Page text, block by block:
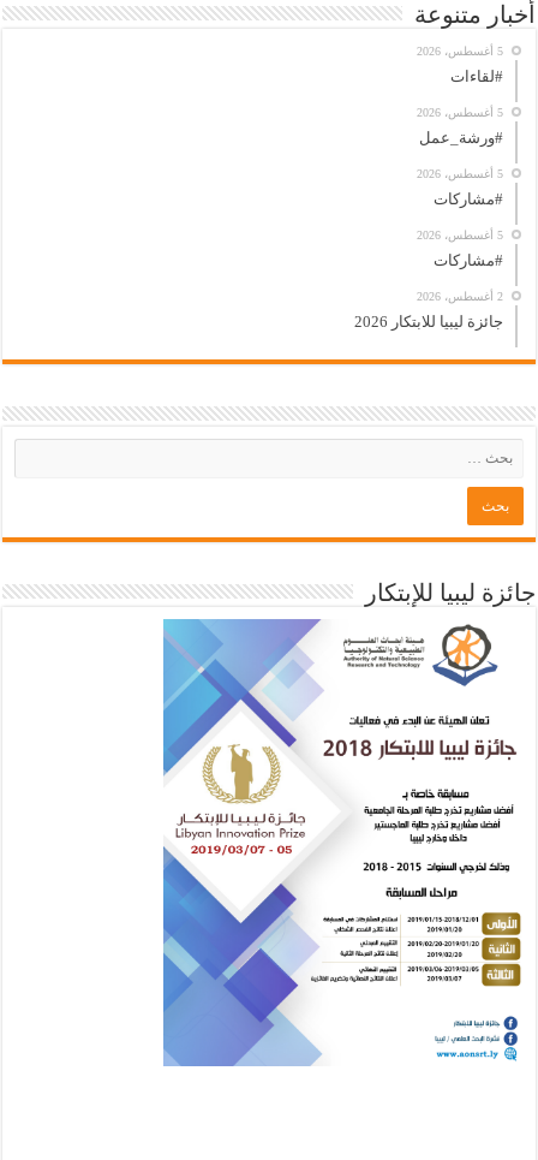
أخبار متنوعة
5 أغسطس، 2026
#لقاءات
5 أغسطس، 2026
#ورشة_عمل
5 أغسطس، 2026
#مشاركات
5 أغسطس، 2026
#مشاركات
2 أغسطس، 2026
جائزة ليبيا للابتكار 2026
جائزة ليبيا للإبتكار